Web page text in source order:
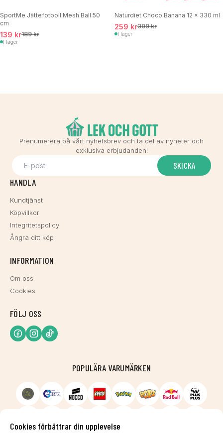
Cookies förbättrar din upplevelse
SportMe Jättefotboll Mesh Ball 50
cm
139 kr189 kr
I lager
Naturdiet Choco Banana 12 x 330 ml
259 kr309 kr
I lager
Prenumerera på vårt nyhetsbrev och ta del av nyheter och
exklusiva erbjudanden!
SKICKA
HANDLA
Kundtjänst
Köpvillkor
Integritetspolicy
Ångra ditt köp
INFORMATION
Om oss
Cookies
FÖLJ OSS
POPULÄRA VARUMÄRKEN